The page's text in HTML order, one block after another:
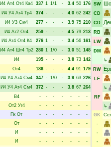
И4 Ат4 От4 Ка4 337 1 1/1 - 3.4 50 176
И4 У4 Ат4 Тр4 374 - - - 4.0 62 242
И4 У3 См4 277 - - - 3.9 75 210
И4 Ат2 От4 259 - - - 4.5 79 213
И4 Ат4 От4 К4 276 1 - - 3.4 56 161
И4 Ат4 Шт4 Тр2 280 1 1/0 - 3.0 51 148
И4 195 - - - 3.8 73 142
От4 186 - - - 4.4 91 179
И4 У4 Ат4 См4 347 - 1/0 - 3.9 63 226
И4 У4 Ат4 См4 372 - - - 3.8 67 264
В4 - - - - - -
-
От2 Уг4 - - - - - -
-
Пк От - - - - - -
-
От - - - - - -
-
И - - - - - -
-
И - - - - - -
-
SW
CD
CD
RB
LW
DM
↳
RW
LF
↳
RF
↳
GK
-
-
-